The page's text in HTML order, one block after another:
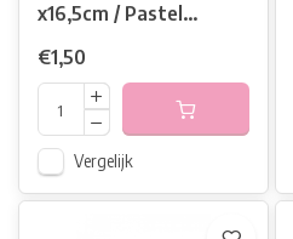
x16,5cm / Pastel
€1,50
Vergelijk